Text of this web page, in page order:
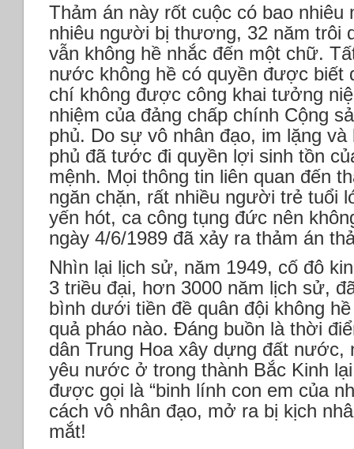
Thảm án này rốt cuộc có bao
nhiêu người bị thương, 32 năm trôi
vẫn không hề nhắc đến một chữ.
nước không hề có quyền được biết
chí không được công khai tưởng
nhiệm của đảng chấp chính Cộng
phủ. Do sự vô nhân đạo, im lặng
phủ đã tước đi quyền lợi sinh tồn
mệnh. Mọi thông tin liên quan đến
ngăn chặn, rất nhiều người trẻ tuổi
yến hót, ca công tụng đức nên
ngày 4/6/1989 đã xảy ra thảm án
Nhìn lại lịch sử, năm 1949, cố đô
3 triều đại, hơn 3000 năm lịch sử,
bình dưới tiền đề quân đội không
quả pháo nào. Đáng buồn là thời
dân Trung Hoa xây dựng đất nước,
yêu nước ở trong thành Bắc Kinh
được gọi là “binh lính con em của
cách vô nhân đạo, mở ra bị kịch
mắt!